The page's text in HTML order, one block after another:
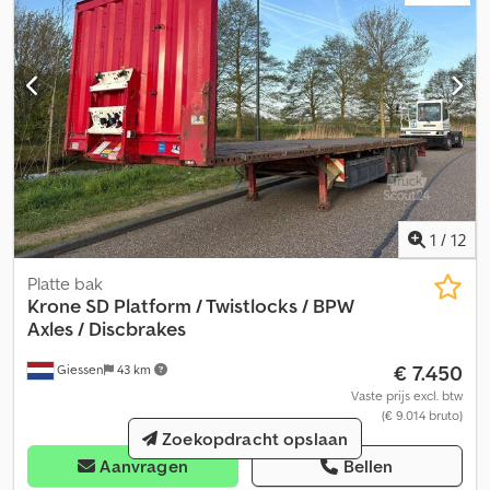
1 / 12
Giessen 43 km
Platte bak
Krone SD Platform / Twistlocks / BPW
Axles / Discbrakes
€ 7.450
Vaste prijs excl. btw
(€ 9.014 bruto)
Aanvragen Bellen
Zoekopdracht opslaan